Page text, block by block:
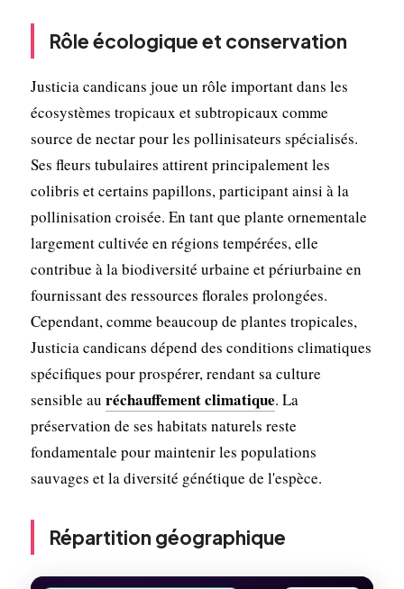
Rôle écologique et conservation
Justicia candicans joue un rôle important dans les
écosystèmes tropicaux et subtropicaux comme
source de nectar pour les pollinisateurs spécialisés.
Ses fleurs tubulaires attirent principalement les
colibris et certains papillons, participant ainsi à la
pollinisation croisée. En tant que plante ornementale
largement cultivée en régions tempérées, elle
contribue à la biodiversité urbaine et périurbaine en
fournissant des ressources florales prolongées.
Cependant, comme beaucoup de plantes tropicales,
Justicia candicans dépend des conditions climatiques
spécifiques pour prospérer, rendant sa culture
sensible au réchauffement climatique. La
préservation de ses habitats naturels reste
fondamentale pour maintenir les populations
sauvages et la diversité génétique de l'espèce.
Répartition géographique